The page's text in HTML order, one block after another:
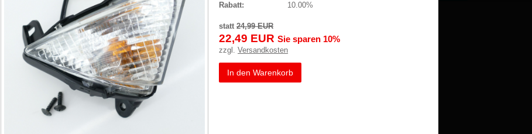
Rabatt:
10.00%
statt24,99 EUR
22,49 EUR Sie sparen 10%
zzgl.Versandkosten
In den Warenkorb